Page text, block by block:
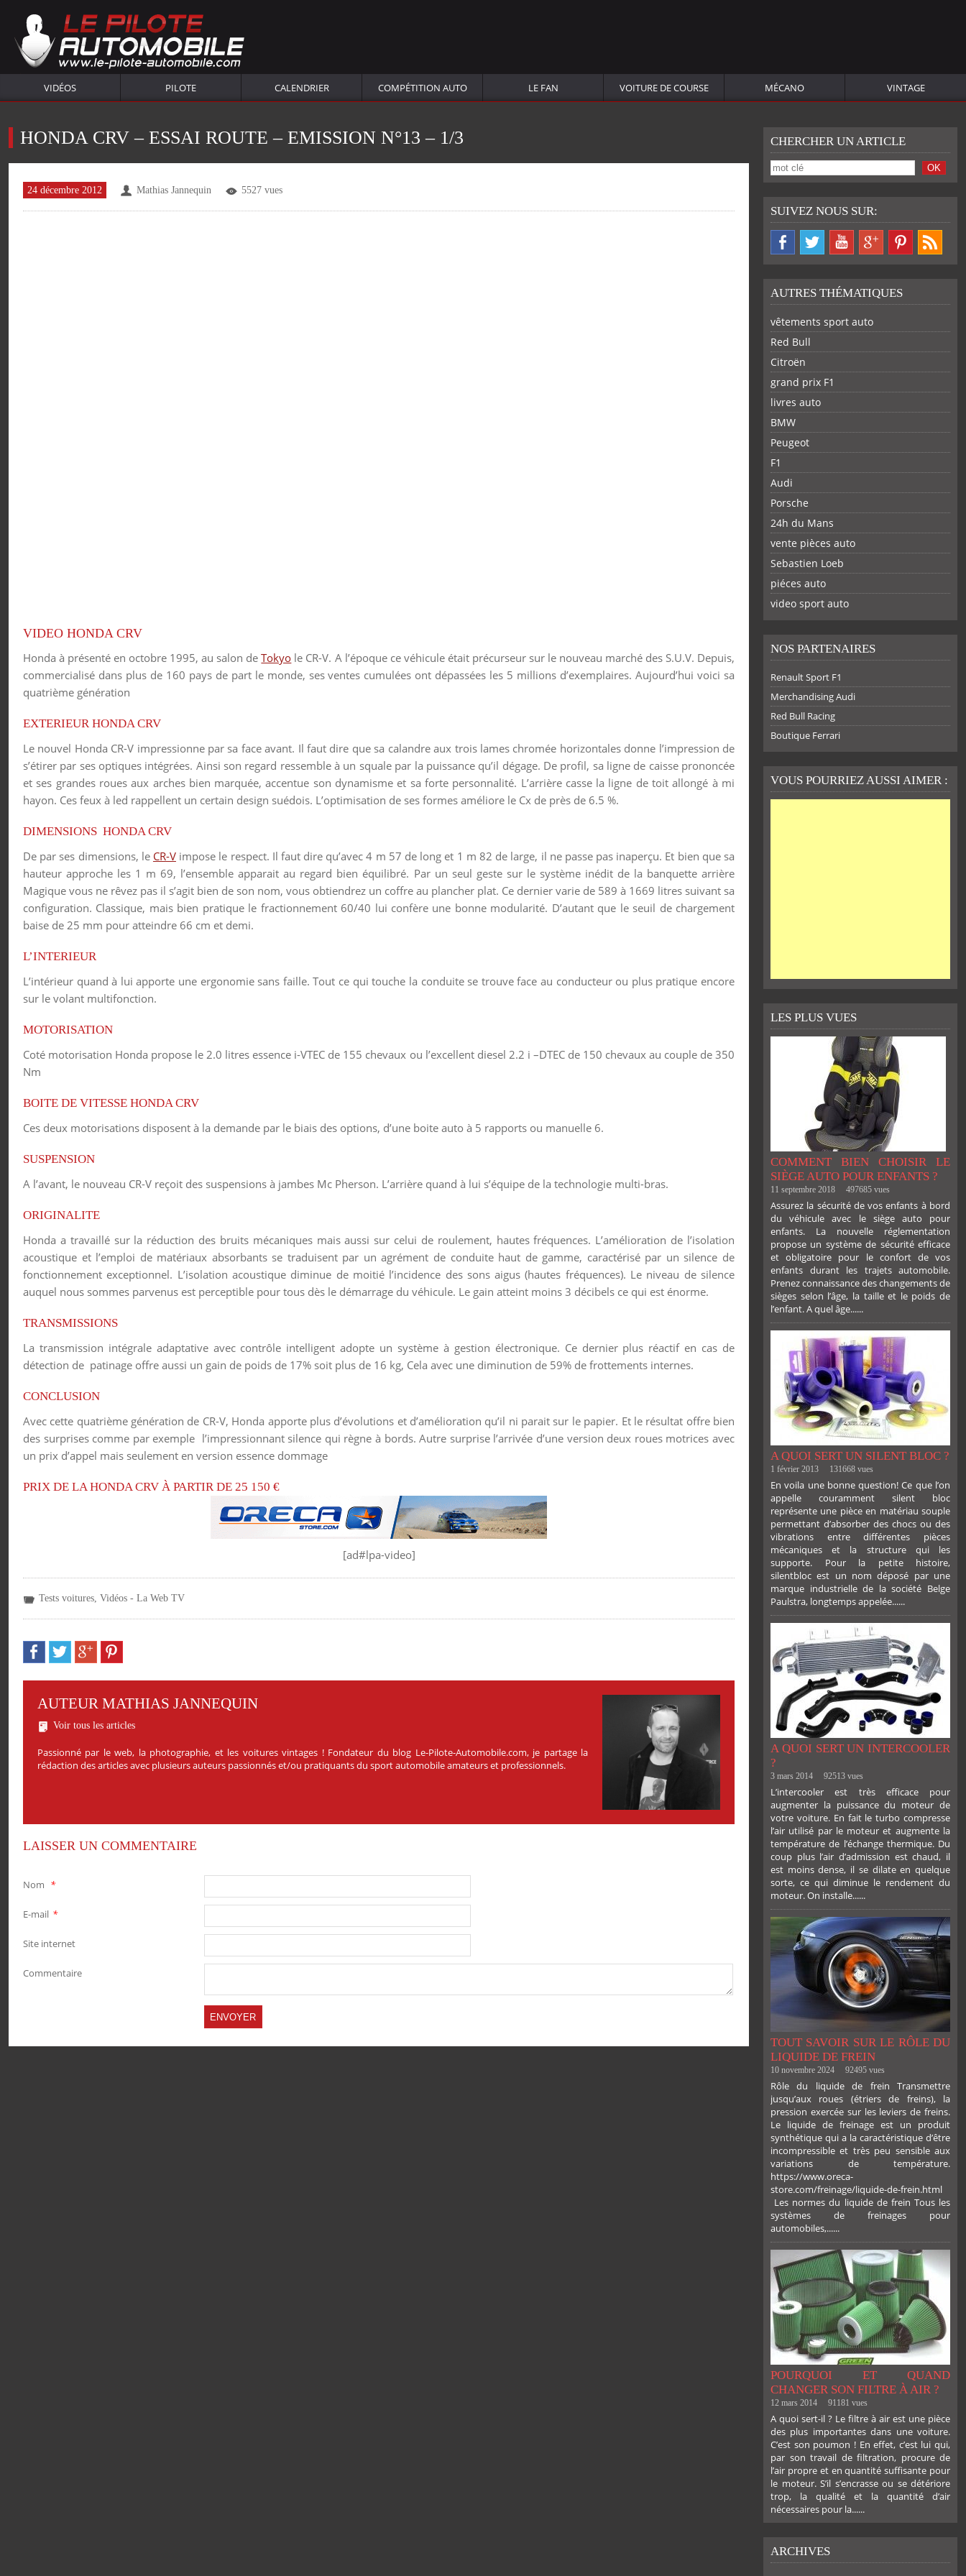
VIDÉOS PILOTE CALENDRIER COMPÉTITION AUTO LE FAN VOITURE DE COURSE MÉCANO VINTAGE
HONDA CRV – ESSAI ROUTE – EMISSION N°13 – 1/3
24 décembre 2012 Mathias Jannequin 5527 vues
VIDEO HONDA CRV
Honda à présenté en octobre 1995, au salon deTokyo le CR-V. A l’époque ce véhicule était précurseur sur le nouveau marché des S.U.V. Depuis,
commercialisé dans plus de 160 pays de part le monde, ses ventes cumulées ont dépassées les 5 millions d’exemplaires. Aujourd’hui voici sa
quatrième génération
EXTERIEUR HONDA CRV
Le nouvel Honda CR-V impressionne par sa face avant. Il faut dire que sa calandre aux trois lames chromée horizontales donne l’impression de
s’étirer par ses optiques intégrées. Ainsi son regard ressemble à un squale par la puissance qu’il dégage. De profil, sa ligne de caisse prononcée
et ses grandes roues aux arches bien marquée, accentue son dynamisme et sa forte personnalité. L’arrière casse la ligne de toit allongé à mi
hayon. Ces feux à led rappellent un certain design suédois. L’optimisation de ses formes améliore le Cx de près de 6.5 %.
DIMENSIONS HONDA CRV
De par ses dimensions, le CR-Vimpose le respect. Il faut dire qu’avec 4 m 57 de long et 1 m 82 de large, il ne passe pas inaperçu. Et bien que sa
hauteur approche les 1 m 69, l’ensemble apparait au regard bien équilibré. Par un seul geste sur le système inédit de la banquette arrière
Magique vous ne rêvez pas il s’agit bien de son nom, vous obtiendrez un coffre au plancher plat. Ce dernier varie de 589 à 1669 litres suivant sa
configuration. Classique, mais bien pratique le fractionnement 60/40 lui confère une bonne modularité. D’autant que le seuil de chargement
baise de 25 mm pour atteindre 66 cm et demi.
L’INTERIEUR
L’intérieur quand à lui apporte une ergonomie sans faille. Tout ce qui touche la conduite se trouve face au conducteur ou plus pratique encore
sur le volant multifonction.
MOTORISATION
Coté motorisation Honda propose le 2.0 litres essence i-VTEC de 155 chevaux ou l’excellent diesel 2.2 i –DTEC de 150 chevaux au couple de 350
Nm
BOITE DE VITESSE HONDA CRV
Ces deux motorisations disposent à la demande par le biais des options, d’une boite auto à 5 rapports ou manuelle 6.
SUSPENSION
A l’avant, le nouveau CR-V reçoit des suspensions à jambes Mc Pherson. L’arrière quand à lui s’équipe de la technologie multi-bras.
ORIGINALITE
Honda a travaillé sur la réduction des bruits mécaniques mais aussi sur celui de roulement, hautes fréquences. L’amélioration de l’isolation
acoustique et l’emploi de matériaux absorbants se traduisent par un agrément de conduite haut de gamme, caractérisé par un silence de
fonctionnement exceptionnel. L’isolation acoustique diminue de moitié l’incidence des sons aigus (hautes fréquences). Le niveau de silence
auquel nous sommes parvenus est perceptible pour tous dès le démarrage du véhicule. Le gain atteint moins 3 décibels ce qui est énorme.
TRANSMISSIONS
La transmission intégrale adaptative avec contrôle intelligent adopte un système à gestion électronique. Ce dernier plus réactif en cas de
détection de patinage offre aussi un gain de poids de 17% soit plus de 16 kg, Cela avec une diminution de 59% de frottements internes.
CONCLUSION
Avec cette quatrième génération de CR-V, Honda apporte plus d’évolutions et d’amélioration qu’il ni parait sur le papier. Et le résultat offre bien
des surprises comme par exemple l’impressionnant silence qui règne à bords. Autre surprise l’arrivée d’une version deux roues motrices avec
un prix d’appel mais seulement en version essence dommage
PRIX DE LA HONDA CRV À PARTIR DE 25 150 €
[ad#lpa-video]
Tests voitures, Vidéos - La Web TV
AUTEUR MATHIAS JANNEQUIN
Voir tous les articles
Passionné par le web, la photographie, et les voitures vintages ! Fondateur du blog Le-Pilote-Automobile.com, je partage la
rédaction des articles avec plusieurs auteurs passionnés et/ou pratiquants du sport automobile amateurs et professionnels.
LAISSER UN COMMENTAIRE
Nom *
E-mail *
Site internet
Commentaire
CHERCHER UN ARTICLE
SUIVEZ NOUS SUR:
FACEBOOKTWITTER
AUTRES THÉMATIQUES
vêtements sport auto
Red Bull
Citroën
grand prix F1
livres auto
BMW
Peugeot
F1
Audi
Porsche
24h du Mans
vente pièces auto
Sebastien Loeb
piéces auto
video sport auto
NOS PARTENAIRES
Renault Sport F1
Merchandising Audi
Red Bull Racing
Boutique Ferrari
VOUS POURRIEZ AUSSI AIMER :
LES PLUS VUES
COMMENT BIEN CHOISIR LE
SIÈGE AUTO POUR ENFANTS ?
11 septembre 2018 497685 vues
Assurez la sécurité de vos enfants à bord
du véhicule avec le siège auto pour
enfants. La nouvelle réglementation
propose un système de sécurité efficace
et obligatoire pour le confort de vos
enfants durant les trajets automobile.
Prenez connaissance des changements de
sièges selon l’âge, la taille et le poids de
l’enfant. A quel âge......
A QUOI SERT UN SILENT BLOC ?
1 février 2013 131668 vues
En voila une bonne question! Ce que l’on
appelle couramment silent bloc
représente une pièce en matériau souple
permettant d’absorber des chocs ou des
vibrations entre différentes pièces
mécaniques et la structure qui les
supporte. Pour la petite histoire,
silentbloc est un nom déposé par une
marque industrielle de la société Belge
Paulstra, longtemps appelée......
A QUOI SERT UN INTERCOOLER
?
3 mars 2014 92513 vues
L’intercooler est très efficace pour
augmenter la puissance du moteur de
votre voiture. En fait le turbo compresse
l’air utilisé par le moteur et augmente la
température de l’échange thermique. Du
coup plus l’air d’admission est chaud, il
est moins dense, il se dilate en quelque
sorte, ce qui diminue le rendement du
moteur. On installe......
TOUT SAVOIR SUR LE RÔLE DU
LIQUIDE DE FREIN
10 novembre 2024 92495 vues
Rôle du liquide de frein Transmettre
jusqu’aux roues (étriers de freins), la
pression exercée sur les leviers de freins.
Le liquide de freinage est un produit
synthétique qui a la caractéristique d’être
incompressible et très peu sensible aux
variations de température.
https://www.oreca-
store.com/freinage/liquide-de-frein.html
Les normes du liquide de frein Tous les
systèmes de freinages pour
automobiles,......
POURQUOI ET QUAND
CHANGER SON FILTRE À AIR ?
12 mars 2014 91181 vues
A quoi sert-il ? Le filtre à air est une pièce
des plus importantes dans une voiture.
C’est son poumon ! En effet, c’est lui qui,
par son travail de filtration, procure de
l’air propre et en quantité suffisante pour
le moteur. S’il s’encrasse ou se détériore
trop, la qualité et la quantité d’air
nécessaires pour la......
ARCHIVES